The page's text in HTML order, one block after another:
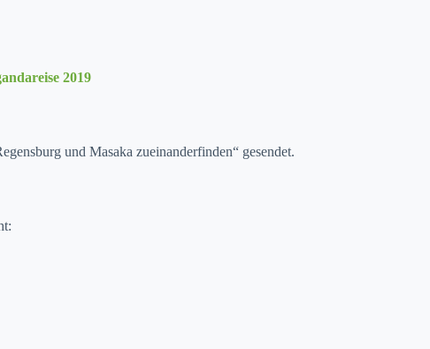
2019
und Masa­ka zueinan­derfind­en“ gesendet.